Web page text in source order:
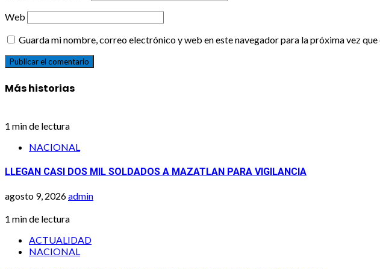
Web
Guarda mi nombre, correo electrónico y web en este navegador para la próxima vez que
Más historias
1 min de lectura
NACIONAL
LLEGAN CASI DOS MIL SOLDADOS A MAZATLAN PARA VIGILANCIA
agosto 9, 2026admin
1 min de lectura
ACTUALIDAD
NACIONAL